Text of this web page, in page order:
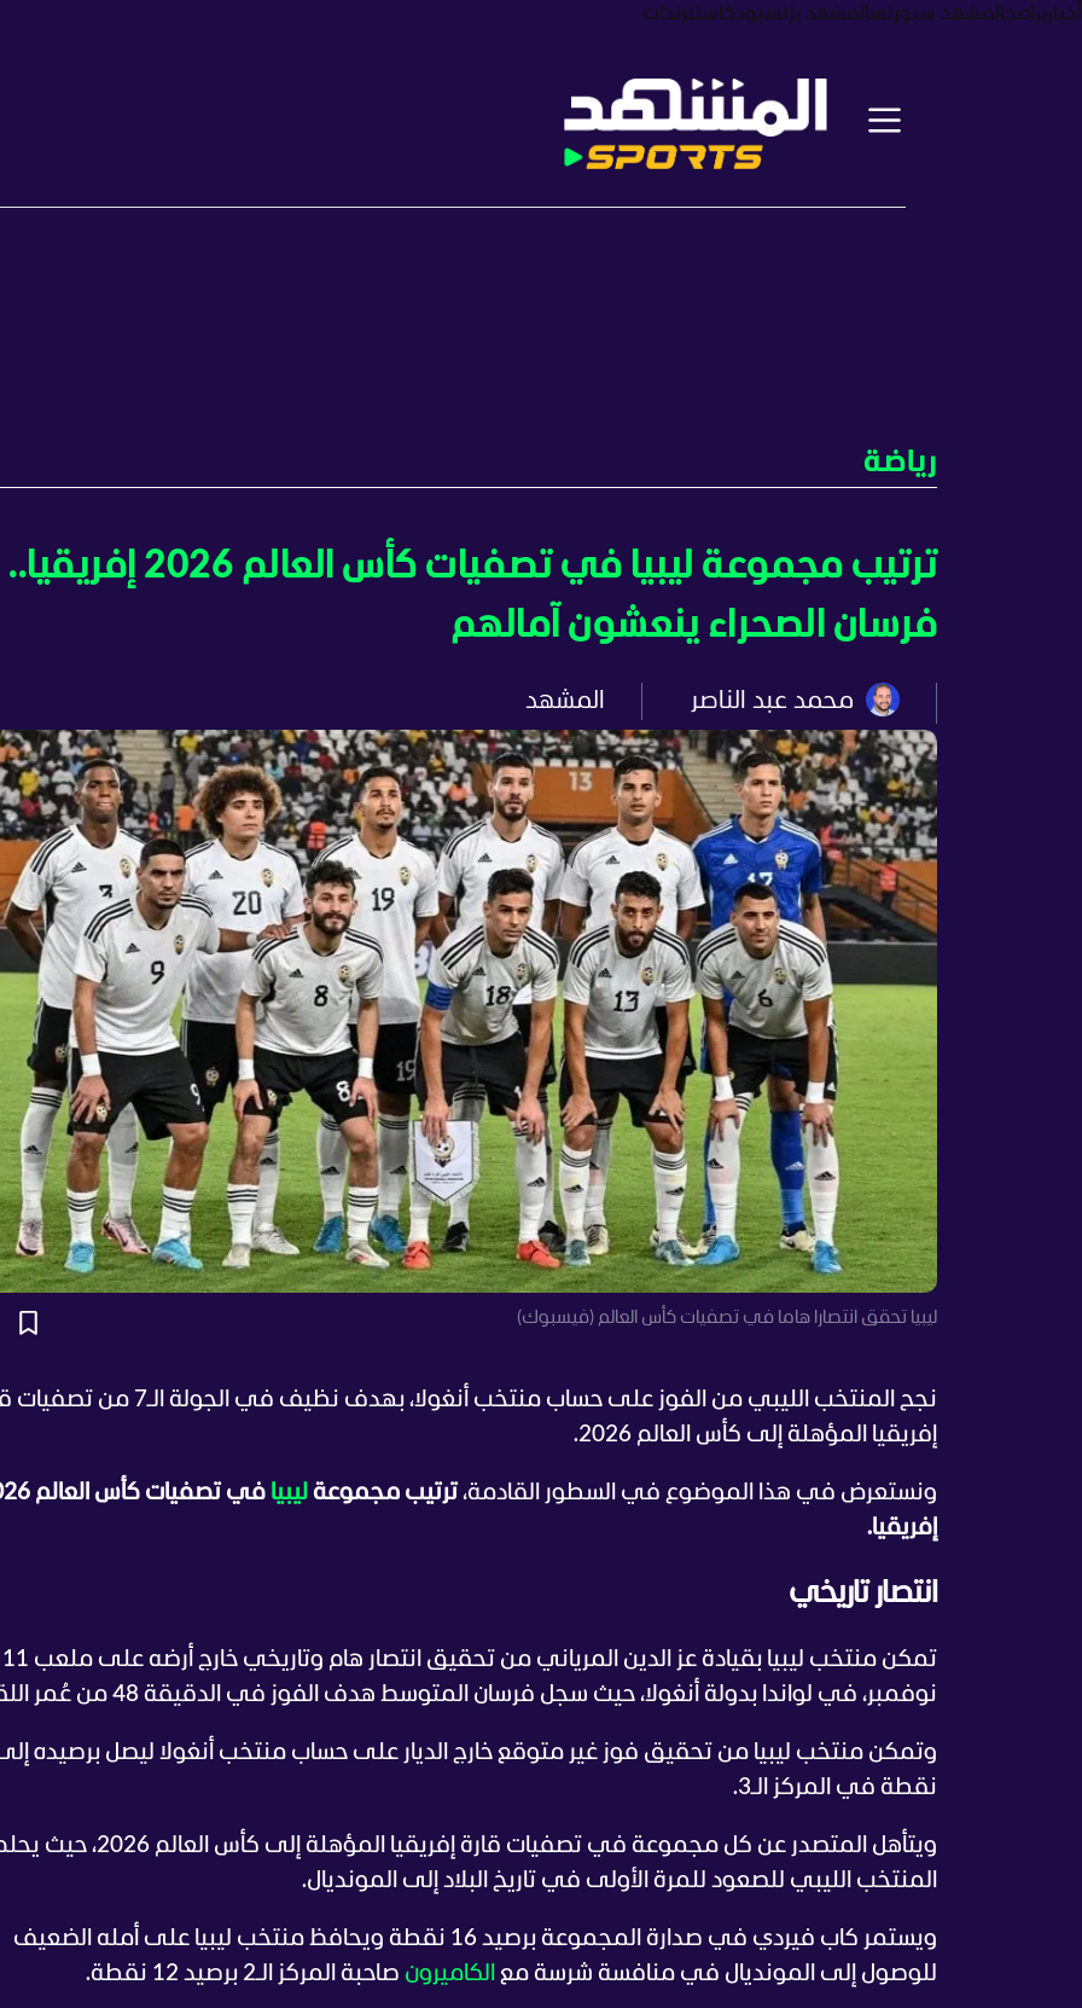
أخبار برامجالمشهد سبورتسالمشهد بزنسبودكاستترندات
رياضة
ترتيب مجموعة ليبيا في تصفيات كأس العالم 2026 إفريقيا..
فرسان الصحراء ينعشون آمالهم
محمد عبد الناصر المشهد
ليبيا تحقق انتصارا هاما في تصفيات كأس العالم (فيسبوك)
نجح المنتخب الليبي من الفوز على حساب منتخب أنغولا، بهدف نظيف في الجولة
إفريقيا المؤهلة إلى كأس العالم 2026.
ونستعرض في هذا الموضوع في السطور القادمة، ترتيب مجموعة ليبيا
في تصفيات
إفريقيا.
انتصار تاريخي
تمكن منتخب ليبيا بقيادة عز الدين المرياني من تحقيق انتصار هام وتاريخي خارج أرضه على ملعب 11
نوفمبر، في لواندا بدولة أنغولا، حيث سجل فرسان المتوسط هدف الفوز في الدقيقة 48 من عُمر اللقاء.
نقطة في المركز الـ3.
ويتأهل المتصدر عن كل مجموعة في تصفيات قارة إفريقيا المؤهلة إلى كأس العالم
المنتخب الليبي للصعود للمرة الأولى في تاريخ البلاد إلى المونديال.
ويستمر كاب فيردي في صدارة المجموعة برصيد 16 نقطة ويحافظ منتخب ليبيا على أمله الضعيف
للوصول إلى المونديال في منافسة شرسة مع الكاميرون صاحبة المركز الـ2 برصيد 12 نقطة.